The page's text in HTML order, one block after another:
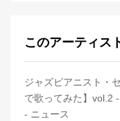
このアーティス
ジャズピアニスト・
で歌ってみた】vol.2
- ニュース